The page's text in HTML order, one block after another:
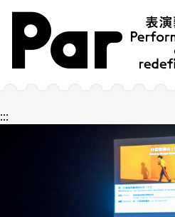
跳到主要內容區塊
網站導覽
:::